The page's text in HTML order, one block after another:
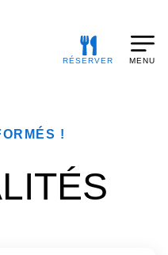
RÉSERVER MENU
!